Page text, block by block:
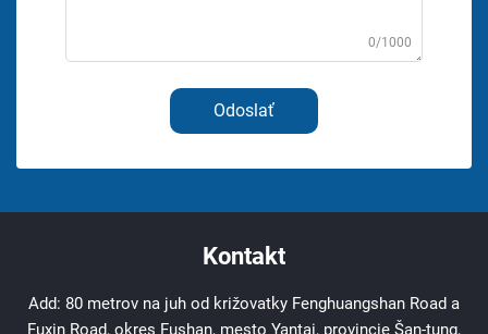
0/1000
Odoslať
Kontakt
Add: 80 metrov na juh od križovatky Fenghuangshan Road a
Fuxin Road, okres Fushan, mesto Yantai, provincie Šan-tung,